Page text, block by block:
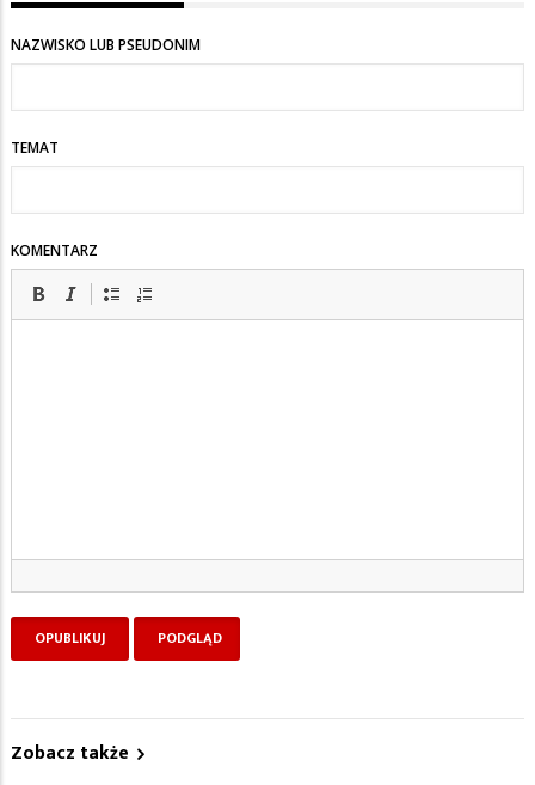
NAZWISKO LUB PSEUDONIM
TEMAT
KOMENTARZ
Zobacz także